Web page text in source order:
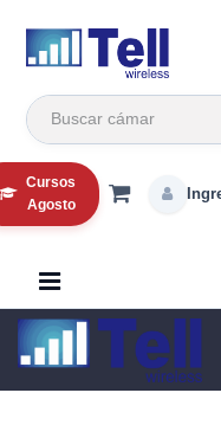
Cursos
Agosto